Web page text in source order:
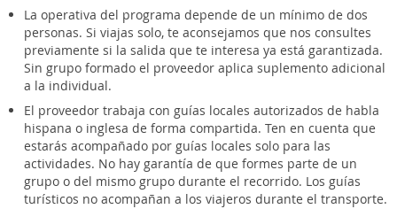
La operativa del programa depende de un mínimo de dos
personas. Si viajas solo, te aconsejamos que nos consultes
previamente si la salida que te interesa ya está garantizada.
Sin grupo formado el proveedor aplica suplemento adicional
a la individual.
El proveedor trabaja con guías locales autorizados de habla
hispana o inglesa de forma compartida. Ten en cuenta que
estarás acompañado por guías locales solo para las
actividades. No hay garantía de que formes parte de un
grupo o del mismo grupo durante el recorrido. Los guías
turísticos no acompañan a los viajeros durante el transporte.